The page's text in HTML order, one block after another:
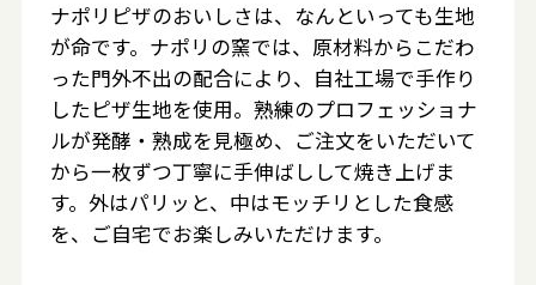
ナポリピザのおいしさは、なんといっても生地
が命です。ナポリの窯では、原材料からこだわ
った門外不出の配合により、自社工場で手作り
したピザ生地を使用。熟練のプロフェッショナ
ルが発酵・熟成を見極め、ご注文をいただいて
から一枚ずつ丁寧に手伸ばしして焼き上げま
す。外はパリッと、中はモッチリとした食感
を、ご自宅でお楽しみいただけます。